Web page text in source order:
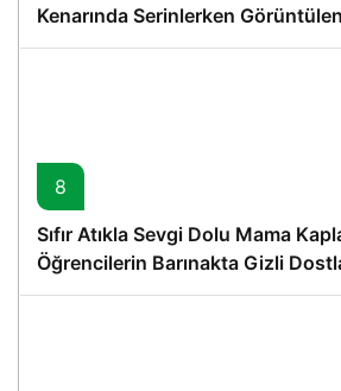
Kenarında Serinlerken
8
Sıfır Atıkla Sevgi Dolu Mama
Öğrencilerin Barınakta Gizli
Proje